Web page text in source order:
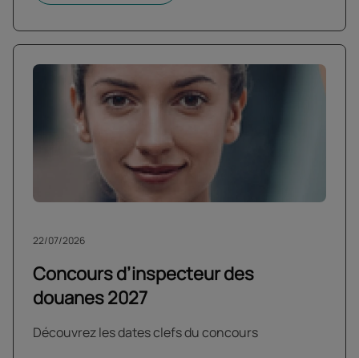
Concours d’inspecteur des
douanes 2027
22/07/2026
Découvrez les dates clefs du concours